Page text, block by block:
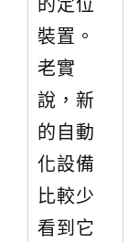
裝置。
老實
說，新
的自動
化設備
比較少
看到它